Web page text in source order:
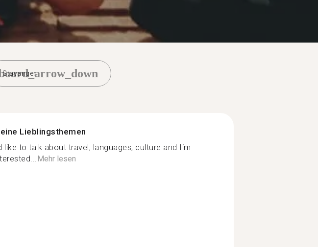
Stavanger
Lieblingsthemen
like to talk about travel, languages, culture and I‘m
Mehr lesen